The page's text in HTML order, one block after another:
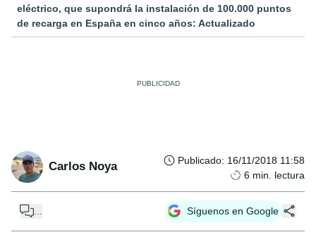
eléctrico, que supondrá la instalación de 100.000 puntos
de recarga en España en cinco años: Actualizado
Carlos Noya Publicado: 16/11/2018 11:58
6 min. lectura
Síguenos en Google